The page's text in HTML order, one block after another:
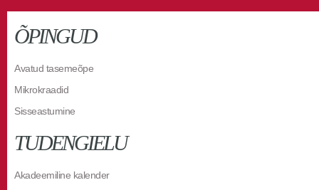
ÕPINGUD
Avatud tasemeõpe
Mikrokraadid
Sisseastumine
TUDENGIELU
Akadeemiline kalender